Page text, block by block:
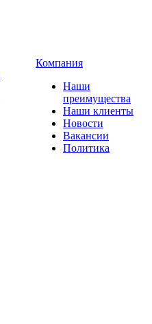
Компания
Наши
преимущества
Наши клиенты
Новости
Вакансии
Политика